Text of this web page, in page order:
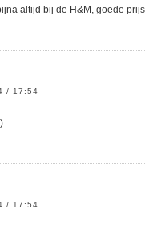
altijd bij de H&M, goede
/ 17:54
/ 17:54